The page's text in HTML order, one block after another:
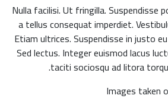
Nulla facilisi. Ut fringilla. Suspendisse
a tellus consequat imperdiet.
Etiam ultrices. Suspendisse in justo
Sed lectus. Integer euismod lacus
taciti sociosqu ad litora
Images taken